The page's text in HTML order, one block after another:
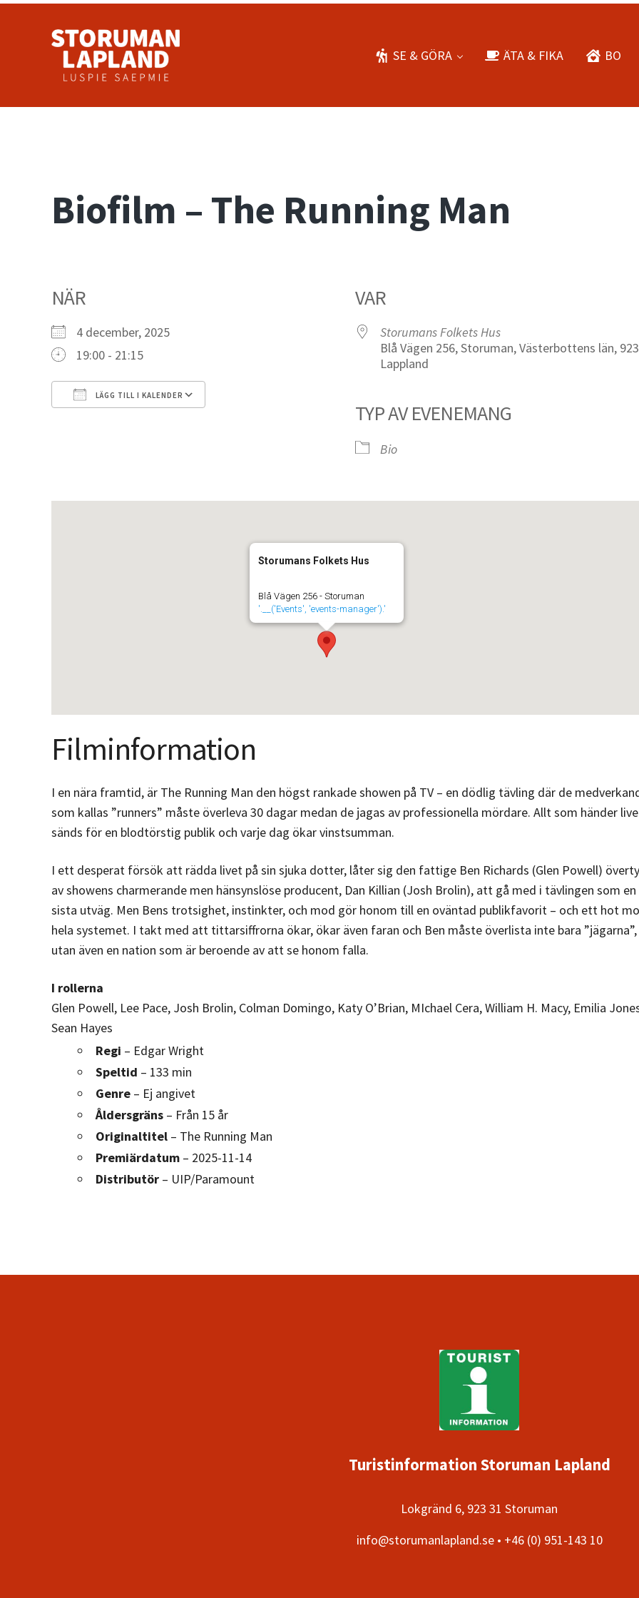
SE & GÖRA ÄTA & FIKA BO
Biofilm – The Running Man
NÄR
4 december, 2025
19:00 - 21:15
LÄGG TILL I KALENDER
iCalendar Office 365
VAR
Storumans Folkets Hus
Blå Vägen 256, Storuman, Västerbottens län,
Lappland
TYP AV EVENEMANG
Bio
Storumans Folkets Hus
Blå Vägen 256 - Storuman
'.__('Events', 'events-manager').'
Filminformation
I en nära framtid, är The Running Man den högst rankade showen på TV – en dödlig tävling där de
som kallas ”runners” måste överleva 30 dagar medan de jagas av professionella mördare. Allt som händer
sänds för en blodtörstig publik och varje dag ökar vinstsumman.
I ett desperat försök att rädda livet på sin sjuka dotter, låter sig den fattige Ben Richards (Glen Powell)
av showens charmerande men hänsynslöse producent, Dan Killian (Josh Brolin), att gå med i tävlingen som en
sista utväg. Men Bens trotsighet, instinkter, och mod gör honom till en oväntad publikfavorit – och ett hot
hela systemet. I takt med att tittarsiffrorna ökar, ökar även faran och Ben måste överlista inte bara ”jägarna”,
utan även en nation som är beroende av att se honom falla.
I rollerna
Glen Powell, Lee Pace, Josh Brolin, Colman Domingo, Katy O’Brian, MIchael Cera, William H. Macy, Emilia
Sean Hayes
Regi – Edgar Wright
Speltid – 133 min
Genre– Ej angivet
Åldersgräns– Från 15 år
Originaltitel– The Running Man
Premiärdatum– 2025-11-14
Distributör– UIP/Paramount
Turistinformation Storuman Lapland
Lokgränd 6, 923 31 Storuman
info@storumanlapland.se • +46 (0) 951-143 10